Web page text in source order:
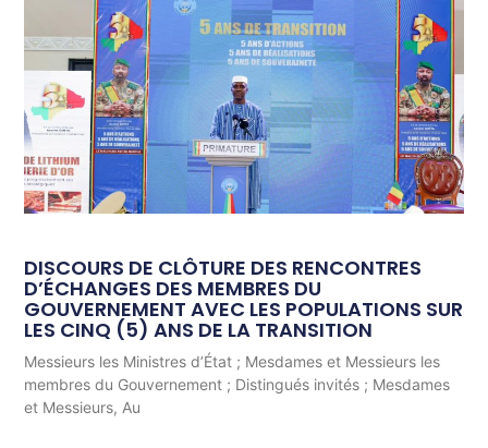
DISCOURS DE CLÔTURE DES RENCONTRES
D’ÉCHANGES DES MEMBRES DU
GOUVERNEMENT AVEC LES POPULATIONS SUR
LES CINQ (5) ANS DE LA TRANSITION
Messieurs les Ministres d’État ; Mesdames et Messieurs les
membres du Gouvernement ; Distingués invités ; Mesdames
et Messieurs, Au